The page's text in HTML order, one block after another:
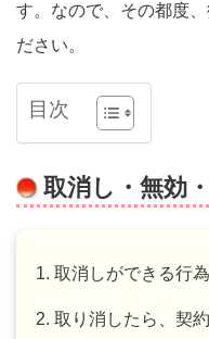
す。なので、その都度
ださい。
目次
取消し・無効
取消しができる行為
取り消したら、契